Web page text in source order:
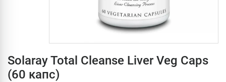
Solaray Total Cleanse Liver Veg Caps
(60 капс)